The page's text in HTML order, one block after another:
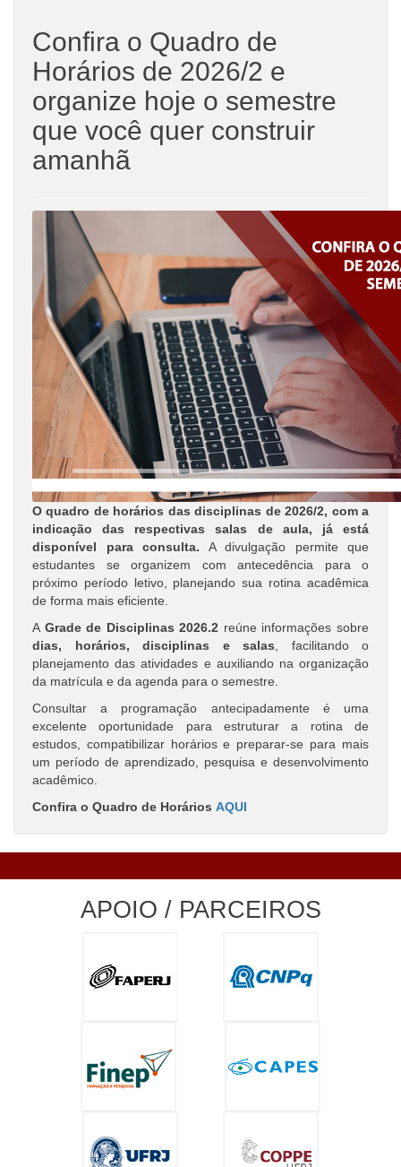
Confira o Quadro de
Horários de 2026/2 e
organize hoje o semestre
que você quer construir
amanhã
O quadro de horários das disciplinas de 2026/2, com a
indicação das respectivas salas de aula, já está
disponível para consulta. A divulgação permite que
estudantes se organizem com antecedência para o
próximo período letivo, planejando sua rotina acadêmica
de forma mais eficiente.
A Grade de Disciplinas 2026.2 reúne informações sobre
dias, horários, disciplinas e salas , facilitando o
planejamento das atividades e auxiliando na organização
da matrícula e da agenda para o semestre.
Consultar a programação antecipadamente é uma
excelente oportunidade para estruturar a rotina de
estudos, compatibilizar horários e preparar-se para mais
um período de aprendizado, pesquisa e desenvolvimento
acadêmico.
Confira o Quadro de Horários AQUI
APOIO / PARCEIROS